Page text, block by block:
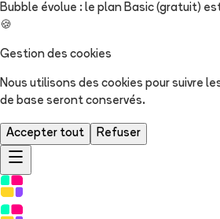
Bubble évolue : le plan Basic (gratuit)
🍪
Gestion des cookies
Nous utilisons des cookies pour suivre
de base seront conservés.
Accepter tout Refuser